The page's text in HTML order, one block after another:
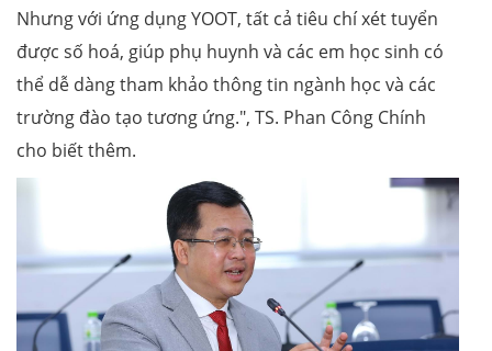
Nhưng với ứng dụng YOOT, tất cả tiêu chí xét tuyển
được số hoá, giúp phụ huynh và các em học sinh có
thể dễ dàng tham khảo thông tin ngành học và các
trường đào tạo tương ứng.", TS. Phan Công Chính
cho biết thêm.